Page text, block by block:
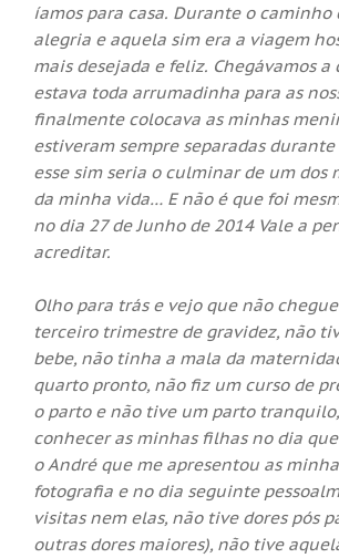
íamos para casa. Durante o caminho
alegria e aquela sim era a viagem
mais desejada e feliz. Chegávamos a
estava toda arrumadinha para as
finalmente colocava as minhas
estiveram sempre separadas durante
esse sim seria o culminar de um dos
da minha vida… E não é que foi
no dia 27 de Junho de 2014 Vale a
acreditar.
Olho para trás e vejo que não
terceiro trimestre de gravidez, não
bebe, não tinha a mala da
quarto pronto, não fiz um curso de
o parto e não tive um parto
conhecer as minhas filhas no dia
o André que me apresentou as
fotografia e no dia seguinte
visitas nem elas, não tive dores pós
outras dores maiores), não tive